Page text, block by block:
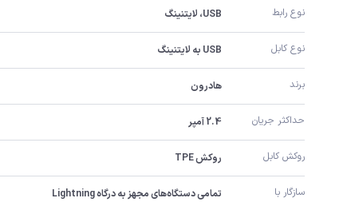
نوع رابط USB، لایتنینگ
نوع کابل USB به لایتنینگ
برند هادرون
حداکثر جریان 2.4 آمپر
روکش کابل روکش TPE
سازگار با تمامی دستگاه‌های مجهز به درگاه Lightning